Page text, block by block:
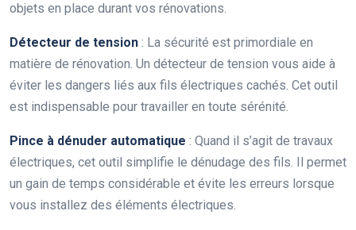
objets en place durant vos rénovations.
Détecteur de tension : La sécurité est primordiale en
matière de rénovation. Un détecteur de tension vous aide à
éviter les dangers liés aux fils électriques cachés. Cet outil
est indispensable pour travailler en toute sérénité.
Pince à dénuder automatique : Quand il s’agit de travaux
électriques, cet outil simplifie le dénudage des fils. Il permet
un gain de temps considérable et évite les erreurs lorsque
vous installez des éléments électriques.